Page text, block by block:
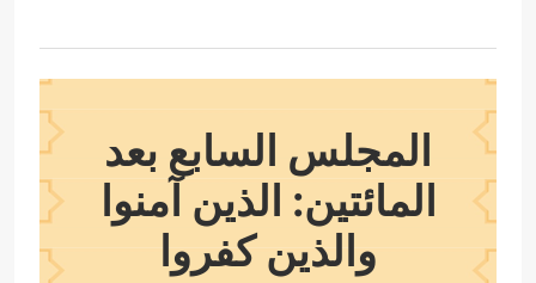
المجلس السابع بعد
المائتين: الذين آمنوا
والذين كفروا